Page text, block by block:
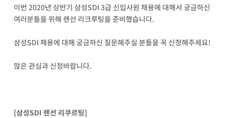
이번 2020년 상반기 삼성SDI 3급 신입사원 채용에 대해서 궁금하신
여러분들을 위해 랜선 리크루팅을 준비했습니다.
삼성SDI채용에 대해 궁금하신 질문해주실 분들을 꼭 신청해주세요!
많은 관심과 신청바랍니다.
[삼성SDI 랜선 리쿠르팅]